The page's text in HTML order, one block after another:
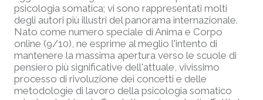
psicologia somatica; vi sono rappresentati molti
degli autori più illustri del panorama internazionale.
Nato come numero speciale di Anima e Corpo
online (9/10), ne esprime al meglio l'intento di
mantenere la massima apertura verso le scuole di
pensiero più significative dell'attuale, vivissimo
processo di rivoluzione dei concetti e delle
metodologie di lavoro della psicologia somatico